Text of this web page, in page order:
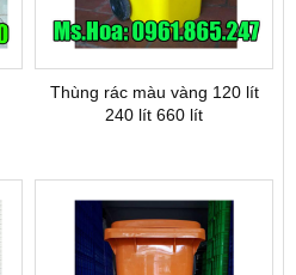
Thùng rác màu vàng 120 lít
240 lít 660 lít